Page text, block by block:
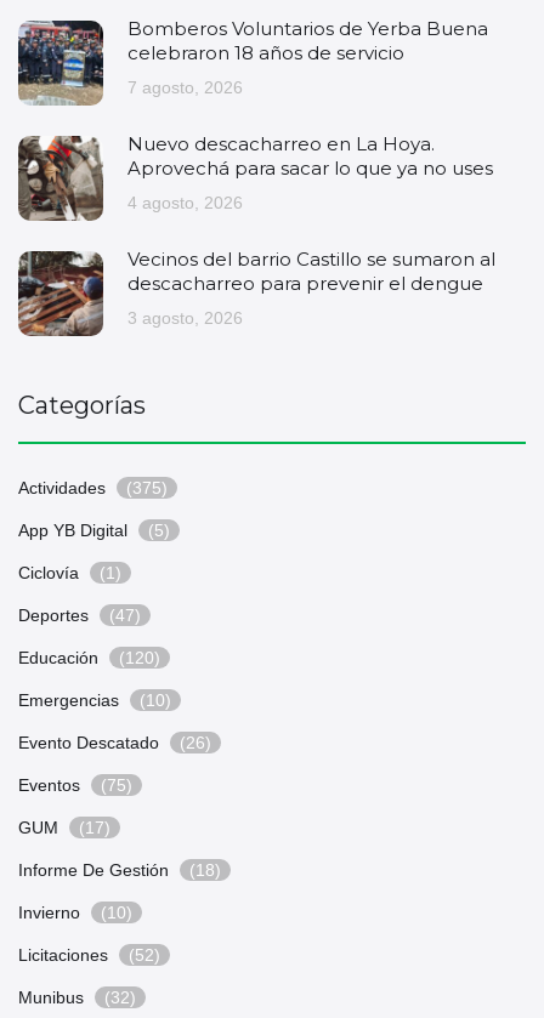
Bomberos Voluntarios de Yerba Buena
celebraron 18 años de servicio
7 agosto, 2026
Nuevo descacharreo en La Hoya.
Aprovechá para sacar lo que ya no uses
4 agosto, 2026
Vecinos del barrio Castillo se sumaron al
descacharreo para prevenir el dengue
3 agosto, 2026
Categorías
Actividades (375)
App YB Digital (5)
Ciclovía (1)
Deportes (47)
Educación (120)
Emergencias (10)
Evento Descatado (26)
Eventos (75)
GUM (17)
Informe De Gestión (18)
Invierno (10)
Licitaciones (52)
Munibus (32)